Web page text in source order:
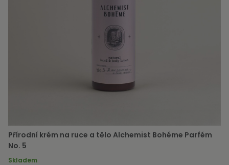
Přírodní krém na ruce a tělo Alchemist Bohéme Parfém
No. 5
Skladem